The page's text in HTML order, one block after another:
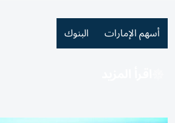
أسهم الإمارات البنوك